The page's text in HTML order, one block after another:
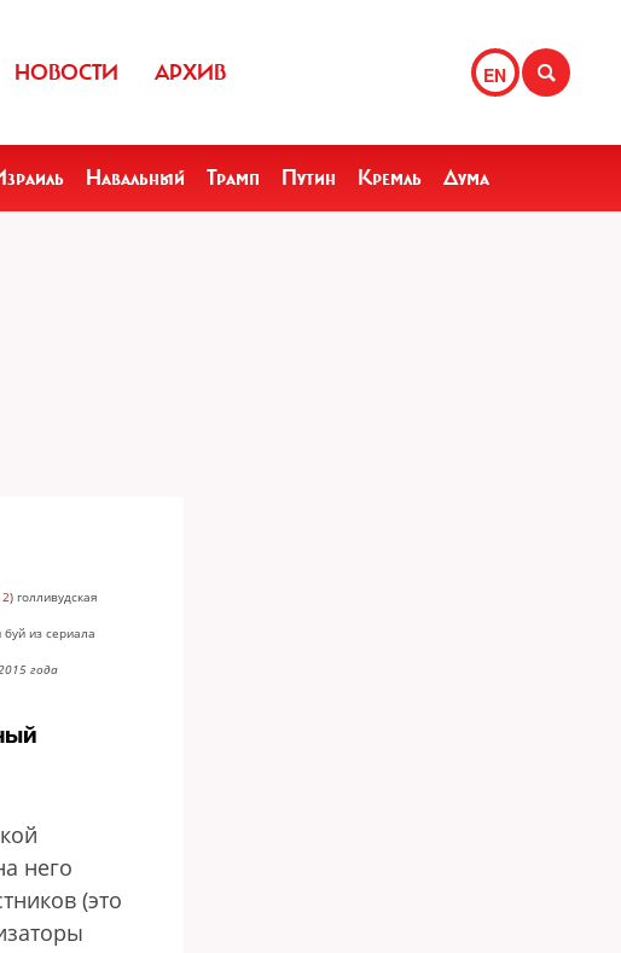
EN
НОВОСТИ АРХИВ
Навальный Трамп Путин Кремль Дума
) голливудская
из сериала
года
него
(это